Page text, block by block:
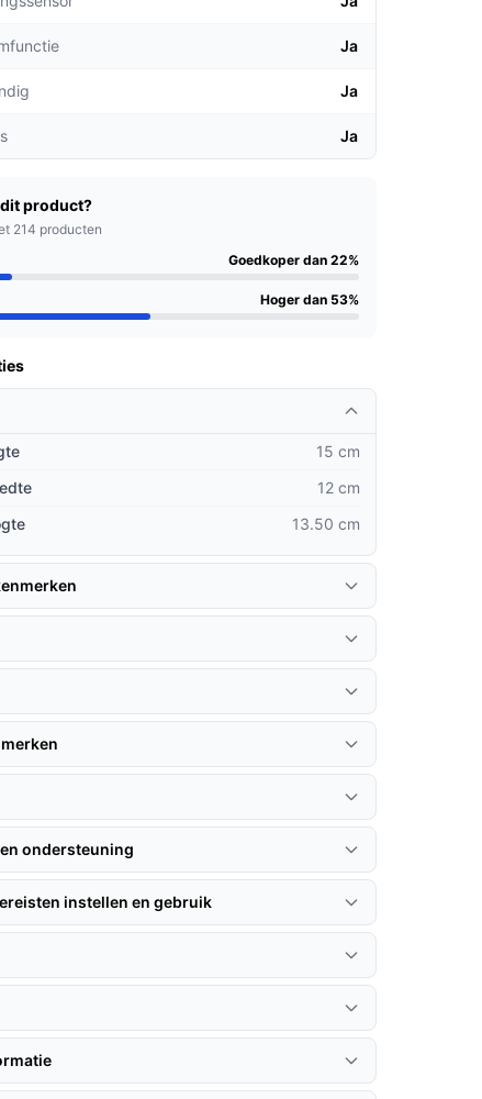
Ja
Ja
Ja
product?
214 producten
Goedkoper dan 22%
Hoger dan 53%
15 cm
12 cm
13.50 cm
ondersteuning
instellen en gebruik